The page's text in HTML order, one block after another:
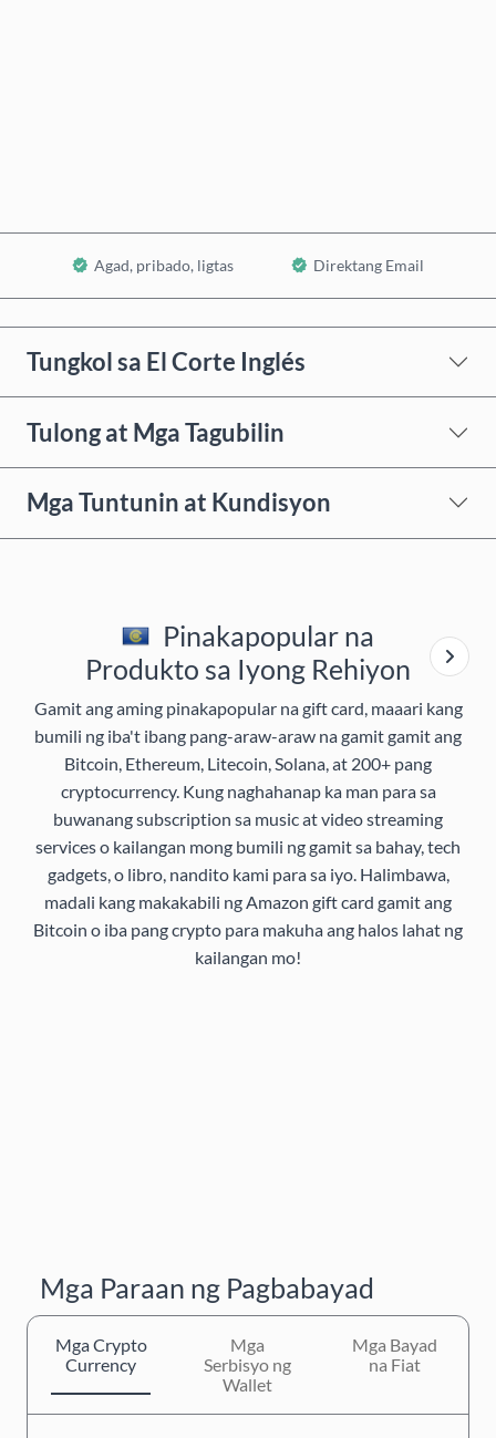
Agad, pribado, ligtas Direktang Email
Tungkol sa El Corte Inglés
Tulong at Mga Tagubilin
Mga Tuntunin at Kundisyon
Pinakapopular na
Produkto sa Iyong Rehiyon
Gamit ang aming pinakapopular na gift card, maaari kang
bumili ng iba't ibang pang-araw-araw na gamit gamit ang
Bitcoin, Ethereum, Litecoin, Solana, at 200+ pang
cryptocurrency. Kung naghahanap ka man para sa
buwanang subscription sa music at video streaming
services o kailangan mong bumili ng gamit sa bahay, tech
gadgets, o libro, nandito kami para sa iyo. Halimbawa,
madali kang makakabili ng Amazon gift card gamit ang
Bitcoin o iba pang crypto para makuha ang halos lahat ng
kailangan mo!
Mga Paraan ng Pagbabayad
Mga Crypto
Currency
Mga
Serbisyo ng
Wallet
Mga Bayad
na Fiat